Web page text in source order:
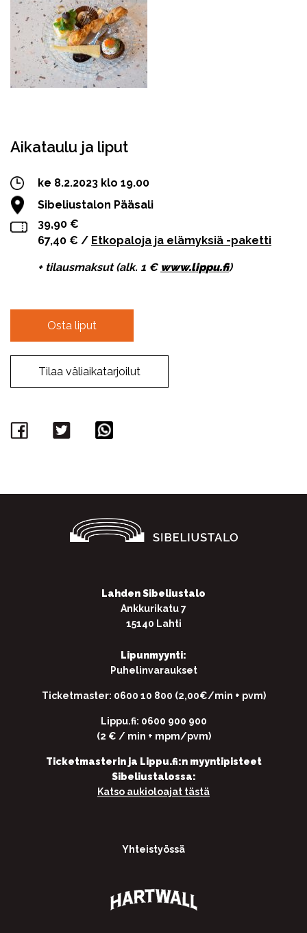
Aikataulu ja liput
ke 8.2.2023 klo 19.00
Sibeliustalon Pääsali
39,90 €
67,40 € / Etkopaloja ja elämyksiä -paketti
+ tilausmaksut (alk. 1 € www.lippu.fi)
Osta liput
Tilaa väliaikatarjoilut
Facebook
Twitter
Lahden Sibeliustalo
Ankkurikatu 7
15140 Lahti
Lipunmyynti:
Puhelinvaraukset
Ticketmaster: 0600 10 800 (2,00€/min + pvm)
Lippu.fi: 0600 900 900
(2 € / min + mpm/pvm)
Ticketmasterin ja Lippu.fi:n myyntipisteet
Sibeliustalossa:
Katso aukioloajat tästä
Yhteistyössä